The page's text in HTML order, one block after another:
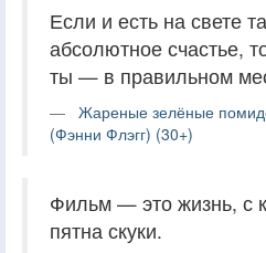
Если и есть на свете
абсолютное счастье,
ты — в правильном
Жареные зелёные
(Фэнни Флэгг) (30+)
Фильм — это жизнь, с
пятна скуки.